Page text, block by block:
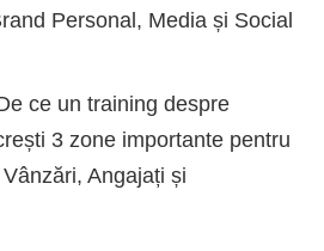
Personal, Media și Social
ce un training despre
3 zone importante pentru
Angajați și